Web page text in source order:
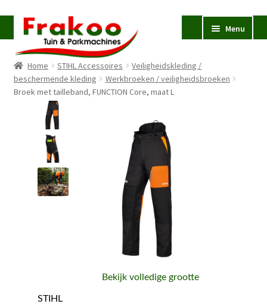
Ga
door
naar
navigatie
Ga
naar
de
inhoud
Menu
Homepage
Verkoop en Reparatie
Occasions
STIHL
Accessoires
Contact
Home STIHL Accessoires
Veiligheidskleding /
beschermende kleding
Werkbroeken / veiligheidsbroeken
Broek met tailleband, FUNCTION Core, maat L
Bekijk volledige grootte
STIHL